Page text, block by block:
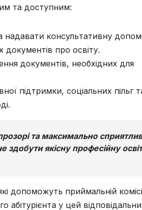
та доступним:
надавати консультативну
документів про освіту.
документів, необхідних для
підтримки, соціальних пільг
та максимально
здобути якісну професійну
допоможуть приймальній
абітурієнта у цей